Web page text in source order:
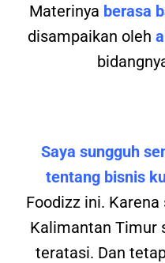
Materinya berasa
disampaikan oleh
Saya sungguh
tentang bisnis
Foodizz ini.
Kalimantan Timur
teratasi. Dan